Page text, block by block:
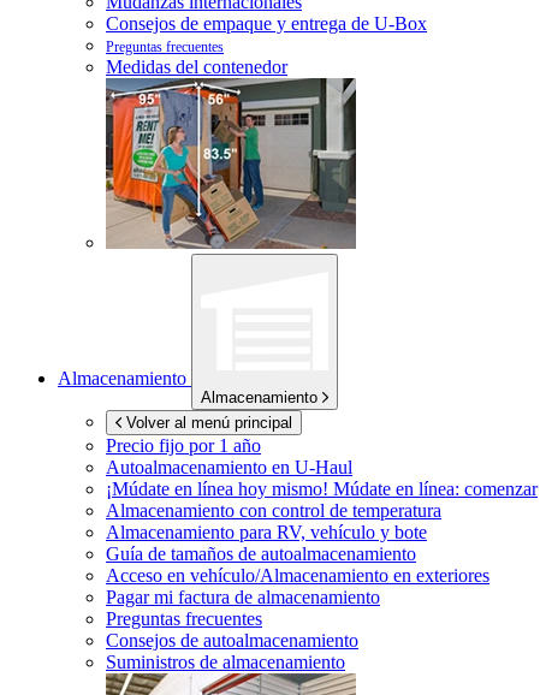
Consejos de empaque y entrega de U-Box
Preguntas frecuentes
Medidas del contenedor
Almacenamiento
Almacenamiento
Volver al menú principal
Precio fijo por 1 año
Autoalmacenamiento en U-Haul
¡Múdate en línea hoy mismo! Múdate en línea: comenzar
Almacenamiento con control de temperatura
Almacenamiento para RV, vehículo y bote
Guía de tamaños de autoalmacenamiento
Acceso en vehículo/Almacenamiento en exteriores
Pagar mi factura de almacenamiento
Preguntas frecuentes
Consejos de autoalmacenamiento
Suministros de almacenamiento